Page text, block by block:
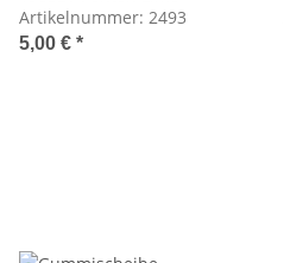
Artikelnummer: 2493
5,00 € *